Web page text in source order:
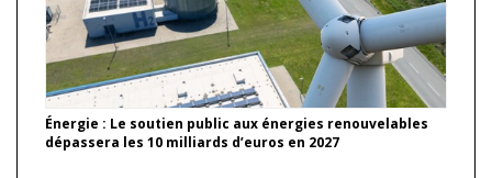
Énergie : Le soutien public aux énergies renouvelables
dépassera les 10 milliards d’euros en 2027